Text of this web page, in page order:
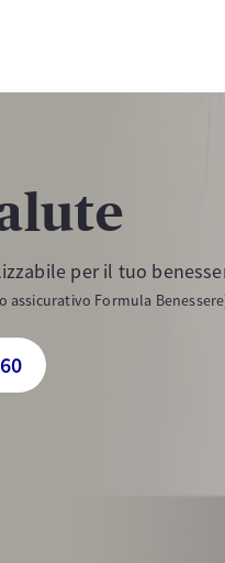
per il tuo
assicurativo Formula